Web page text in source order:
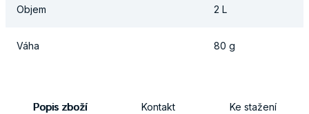
Objem 2 L
Váha 80 g
Popis zboží Kontakt Ke stažení